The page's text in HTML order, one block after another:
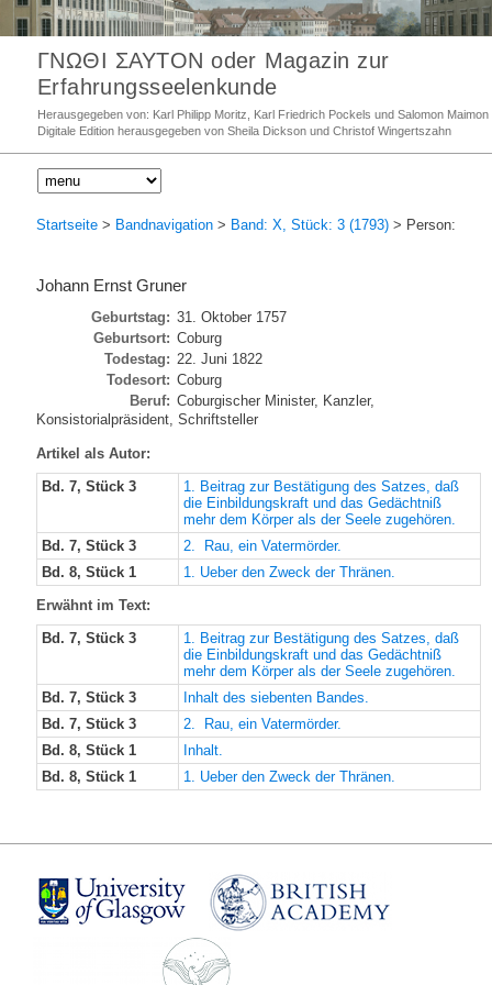
ΓΝΩΘΙ ΣΑΥΤΟΝ oder Magazin zur
Erfahrungsseelenkunde
Herausgegeben von: Karl Philipp Moritz, Karl Friedrich Pockels und Salomon Maimon
Digitale Edition herausgegeben von Sheila Dickson und Christof Wingertszahn
Startseite > Bandnavigation > Band: X, Stück: 3 (1793) > Person:
Johann Ernst Gruner
Geburtstag: 31. Oktober 1757
Geburtsort: Coburg
Todestag: 22. Juni 1822
Todesort: Coburg
Beruf: Coburgischer Minister, Kanzler,
Konsistorialpräsident, Schriftsteller
Artikel als Autor:
Bd. 7, Stück 3
1. Beitrag zur Bestätigung des Satzes, daß
die Einbildungskraft und das Gedächtniß
mehr dem Körper als der Seele zugehören.
Bd. 7, Stück 3
2. Rau, ein Vatermörder.
Bd. 8, Stück 1
1. Ueber den Zweck der Thränen.
Erwähnt im Text:
Bd. 7, Stück 3
1. Beitrag zur Bestätigung des Satzes, daß
die Einbildungskraft und das Gedächtniß
mehr dem Körper als der Seele zugehören.
Bd. 7, Stück 3
Inhalt des siebenten Bandes.
Bd. 7, Stück 3
2. Rau, ein Vatermörder.
Bd. 8, Stück 1
Inhalt.
Bd. 8, Stück 1
1. Ueber den Zweck der Thränen.